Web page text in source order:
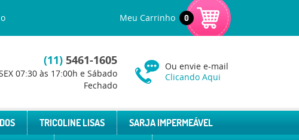
Meu Carrinho 0
(11) 5461-1605
07:30 às 17:00h e Sábado
Fechado
Ou envie e-mail
Clicando Aqui
TRICOLINE LISAS
SARJA IMPERMEÁVEL